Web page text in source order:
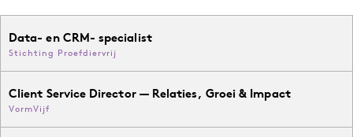
Data- en CRM- specialist
Stichting Proefdiervrij
Client Service Director — Relaties, Groei & Impact
VormVijf